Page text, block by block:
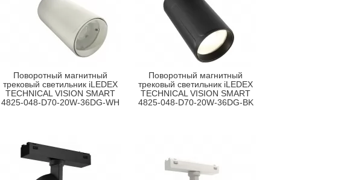
Поворотный магнитный
трековый светильник iLEDEX
TECHNICAL VISION SMART
4825-048-D70-20W-36DG-WH
Поворотный магнитный
трековый светильник iLEDEX
TECHNICAL VISION SMART
4825-048-D70-20W-36DG-BK